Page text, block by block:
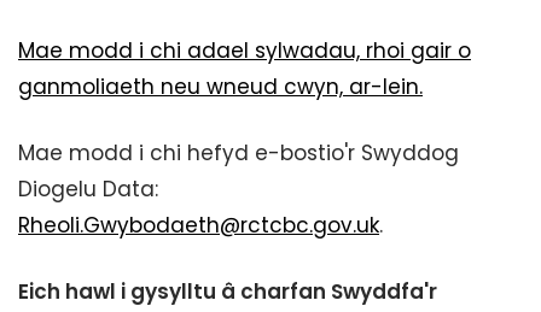
Mae modd i chi adael sylwadau, rhoi gair o
ganmoliaeth neu wneud cwyn, ar-lein.
Mae modd i chi hefyd e-bostio'r Swyddog
Diogelu Data:
Rheoli.Gwybodaeth@rctcbc.gov.uk.
Eich hawl i gysylltu â charfan Swyddfa'r